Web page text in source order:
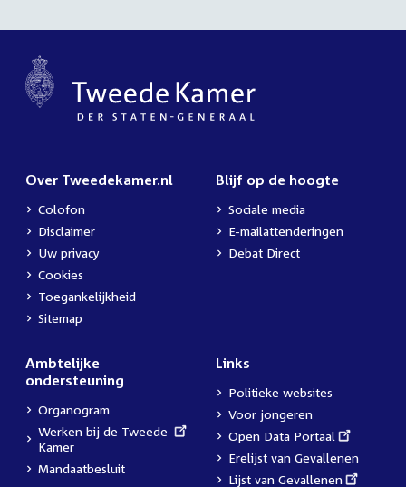
Over Tweedekamer.nl
Colofon
Disclaimer
Uw privacy
Cookies
Toegankelijkheid
Sitemap
Blijf op de hoogte
Sociale media
E-mailattenderingen
Debat Direct
Ambtelijke
ondersteuning
Organogram
External
link:
Werken bij de Tweede
Kamer
Mandaatbesluit
Links
Politieke websites
Voor jongeren
External
link:
Open Data Portaal
Erelijst van Gevallenen
External
Lijst van Gevallenen